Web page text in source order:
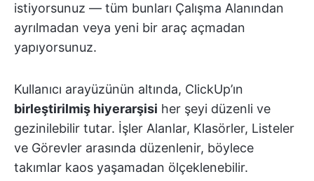
istiyorsunuz — tüm bunları Çalışma Alanından
ayrılmadan veya yeni bir araç açmadan
yapıyorsunuz.
Kullanıcı arayüzünün altında, ClickUp’ın
birleştirilmiş hiyerarşisi her şeyi düzenli ve
gezinilebilir tutar. İşler Alanlar, Klasörler, Listeler
ve Görevler arasında düzenlenir, böylece
takımlar kaos yaşamadan ölçeklenebilir.